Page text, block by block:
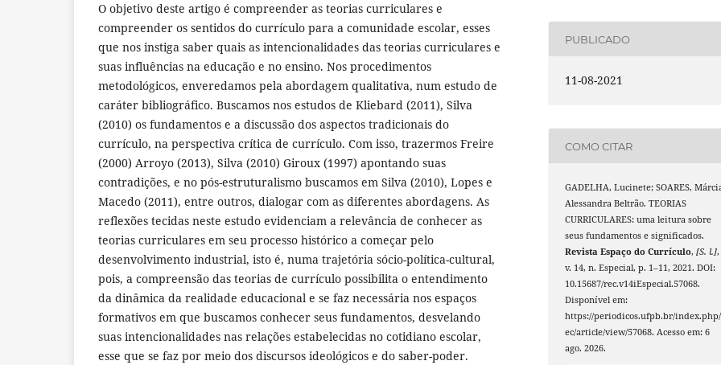
O objetivo deste artigo é compreender as teorias curriculares e
compreender os sentidos do currículo para a comunidade escolar, esses
que nos instiga saber quais as intencionalidades das teorias curriculares e
suas influências na educação e no ensino. Nos procedimentos
metodológicos, enveredamos pela abordagem qualitativa, num estudo de
caráter bibliográfico. Buscamos nos estudos de Kliebard (2011), Silva
(2010) os fundamentos e a discussão dos aspectos tradicionais do
currículo, na perspectiva crítica de currículo. Com isso, trazermos Freire
(2000) Arroyo (2013), Silva (2010) Giroux (1997) apontando suas
contradições, e no pós-estruturalismo buscamos em Silva (2010), Lopes e
Macedo (2011), entre outros, dialogar com as diferentes abordagens. As
reflexões tecidas neste estudo evidenciam a relevância de conhecer as
teorias curriculares em seu processo histórico a começar pelo
desenvolvimento industrial, isto é, numa trajetória sócio-política-cultural,
pois, a compreensão das teorias de currículo possibilita o entendimento
da dinâmica da realidade educacional e se faz necessária nos espaços
formativos em que buscamos conhecer seus fundamentos, desvelando
suas intencionalidades nas relações estabelecidas no cotidiano escolar,
esse que se faz por meio dos discursos ideológicos e do saber-poder.
PUBLICADO
11-08-2021
COMO CITAR
GADELHA, Lucinete; SOARES,
Alessandra Beltrão. TEORIAS
CURRICULARES: uma leitura sobre
seus fundamentos e significados.
Revista Espaço do Currículo,[S. l.],
v. 14, n. Especial, p. 1–11, 2021. DOI:
10.15687/rec.v14iEspecial.57068.
Disponível em:
https://periodicos.ufpb.br/
ec/article/view/57068. Acesso em: 6
ago. 2026.